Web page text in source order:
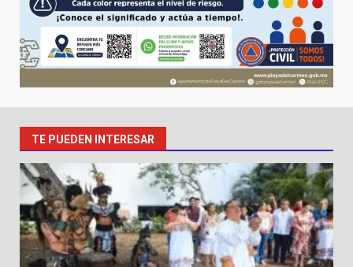
TE PUEDEN INTERESAR